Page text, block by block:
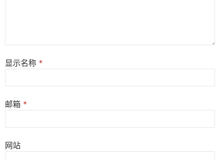
显示名称 *
邮箱 *
网站